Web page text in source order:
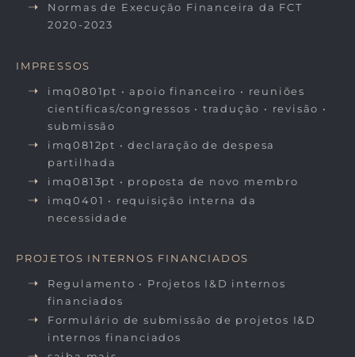
Normas de Execução Financeira da FCT
2020-2023
IMPRESSOS
imq0801pt • apoio financeiro • reuniões
científicas/congressos • tradução • revisão •
submissão
imq0812pt • declaração de despesa
partilhada
imq0813pt • proposta de novo membro
imq0401 • requisição interna da
necessidade
PROJETOS INTERNOS FINANCIADOS
Regulamento • Projetos I&D internos
financiados
Formulário de submissão de projetos I&D
internos financiados